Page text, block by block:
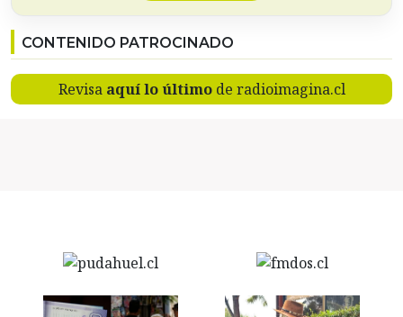
CONTENIDO PATROCINADO
Revisa aquí lo últimode radioimagina.cl